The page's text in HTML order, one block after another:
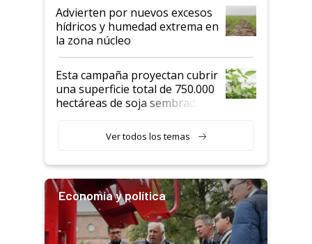
Advierten por nuevos excesos
hídricos y humedad extrema en
la zona núcleo
Esta campaña proyectan cubrir
una superficie total de 750.000
hectáreas de soja sembradas
variedades que marcan un
salto tecnológico en genética y
Ver todos los temas
Economía y política